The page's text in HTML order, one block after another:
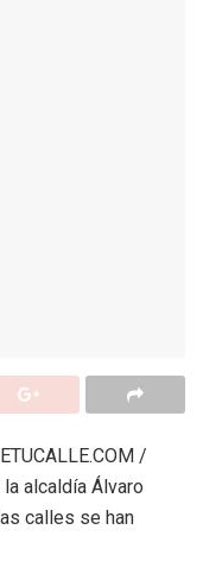
/
la alcaldía Álvaro
calles se han